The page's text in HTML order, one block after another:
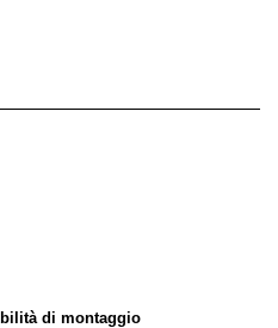
di montaggio